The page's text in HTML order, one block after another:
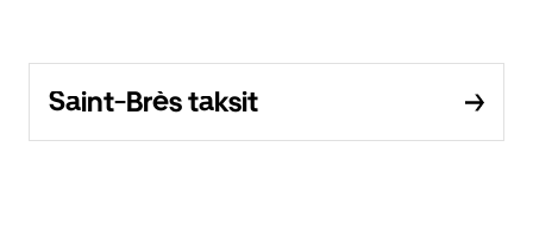
Saint-Brès taksit